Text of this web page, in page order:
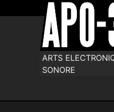
ARTS
SONORE